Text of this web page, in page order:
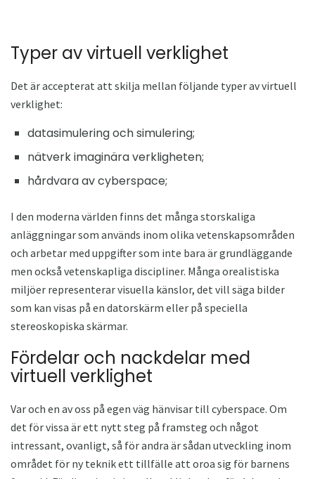
Typer av virtuell verklighet
Det är accepterat att skilja mellan följande typer av virtuell
verklighet:
datasimulering och simulering;
nätverk imaginära verkligheten;
hårdvara av cyberspace;
I den moderna världen finns det många storskaliga
anläggningar som används inom olika vetenskapsområden
och arbetar med uppgifter som inte bara är grundläggande
men också vetenskapliga discipliner. Många orealistiska
miljöer representerar visuella känslor, det vill säga bilder
som kan visas på en datorskärm eller på speciella
stereoskopiska skärmar.
Fördelar och nackdelar med
virtuell verklighet
Var och en av oss på egen väg hänvisar till cyberspace. Om
det för vissa är ett nytt steg på framsteg och något
intressant, ovanligt, så för andra är sådan utveckling inom
området för ny teknik ett tillfälle att oroa sig för barnens